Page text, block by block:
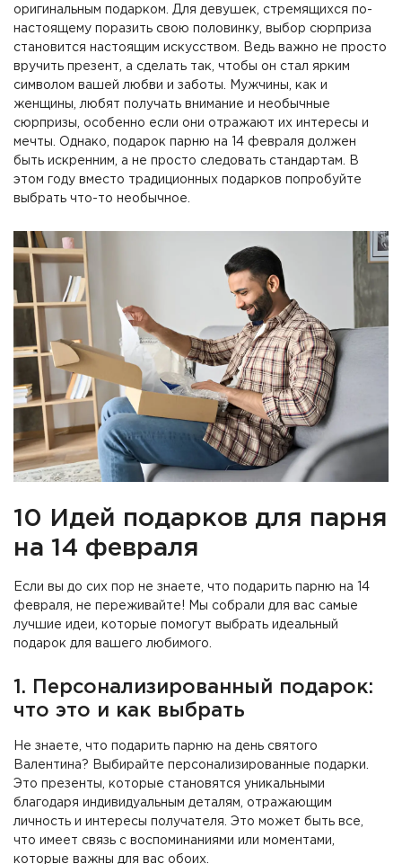
оригинальным подарком. Для девушек, стремящихся по-
настоящему поразить свою половинку, выбор сюрприза
становится настоящим искусством. Ведь важно не просто
вручить презент, а сделать так, чтобы он стал ярким
символом вашей любви и заботы. Мужчины, как и
женщины, любят получать внимание и необычные
сюрпризы, особенно если они отражают их интересы и
мечты. Однако, подарок парню на 14 февраля должен
быть искренним, а не просто следовать стандартам. В
этом году вместо традиционных подарков попробуйте
выбрать что-то необычное.
10 Идей подарков для парня
на 14 февраля
Если вы до сих пор не знаете, что подарить парню на 14
февраля, не переживайте! Мы собрали для вас самые
лучшие идеи, которые помогут выбрать идеальный
подарок для вашего любимого.
1. Персонализированный подарок:
что это и как выбрать
Не знаете, что подарить парню на день святого
Валентина? Выбирайте персонализированные подарки.
Это презенты, которые становятся уникальными
благодаря индивидуальным деталям, отражающим
личность и интересы получателя. Это может быть все,
что имеет связь с воспоминаниями или моментами,
которые важны для вас обоих.